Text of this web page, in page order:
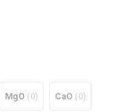
MgO (0) CaO (0)